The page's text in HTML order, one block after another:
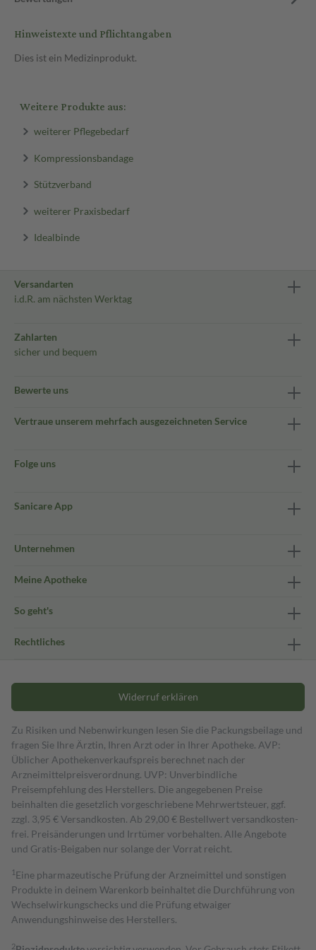
Hinweistexte und Pflichtangaben
Dies ist ein Medizinprodukt.
Weitere Produkte aus:
weiterer Pflegebedarf
Kompressionsbandage
Stützverband
weiterer Praxisbedarf
Idealbinde
Versandarten
i.d.R. am nächsten Werktag
Zahlarten
sicher und bequem
Bewerte uns
Vertraue unserem mehrfach ausgezeichneten Service
Folge uns
Sanicare App
Unternehmen
Meine Apotheke
So geht's
Rechtliches
Widerruf erklären
Zu Risiken und Nebenwirkungen lesen Sie die Packungsbeilage und
fragen Sie Ihre Ärztin, Ihren Arzt oder in Ihrer Apotheke. AVP:
Üblicher Apothekenverkaufspreis berechnet nach der
Arzneimittelpreisverordnung. UVP: Unverbindliche
Preisempfehlung des Herstellers. Die angegebenen Preise
beinhalten die gesetzlich vorgeschriebene Mehrwertsteuer, ggf.
zzgl. 3,95 € Versandkosten. Ab 29,00 € Bestell­wert versand­kosten­
frei. Preisänderungen und Irrtümer vorbehalten. Alle Angebote
und Gratis-Beigaben nur solange der Vorrat reicht.
1 Eine pharmazeutische Prüfung der Arzneimittel und sonstigen
Produkte in deinem Warenkorb beinhaltet die Durchführung von
Wechselwirkungschecks und die Prüfung etwaiger
Anwendungshinweise des Herstellers.
2